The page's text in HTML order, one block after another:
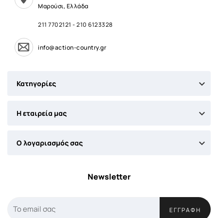
Μαρούσι, Ελλάδα
211 7702121 -210 6123328
info@action-country.gr
Κατηγορίες 
Η εταιρεία μας 
Ο λογαριασμός σας 
Newsletter
ΕΓΓΡΑΦΉ